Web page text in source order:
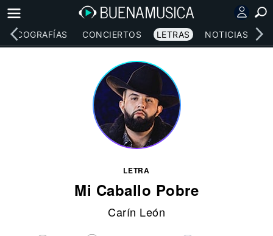
DISCOGRAFÍAS CONCIERTOS LETRAS NOTICIAS
LETRA
Mi Caballo Pobre
Carín León